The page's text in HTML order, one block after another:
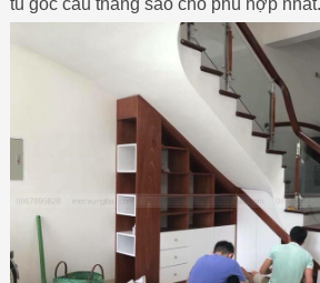
tủ góc cầu thang sao cho phù hợp nhất.